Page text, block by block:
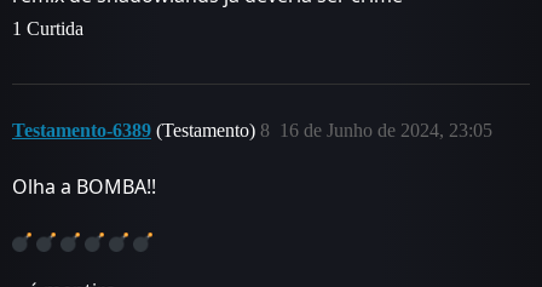
1 Curtida
Testamento-6389 (Testamento) 16 de Junho de 2024, 23:05
8
Olha a BOMBA!!